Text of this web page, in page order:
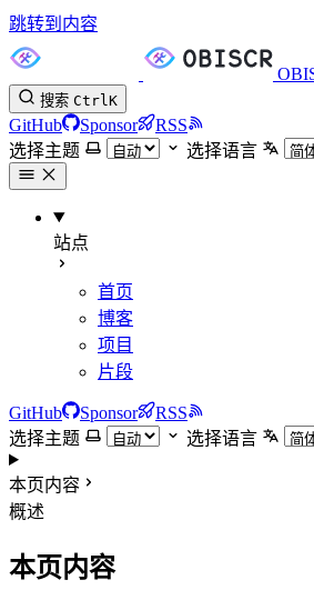
跳转到内容
搜索 CtrlK
GitHub Sponsor
RSS
选择主题
选择语言
站点
首页
博客
项目
片段
GitHub Sponsor
RSS
选择主题
选择语言
本页内容
概述
本页内容